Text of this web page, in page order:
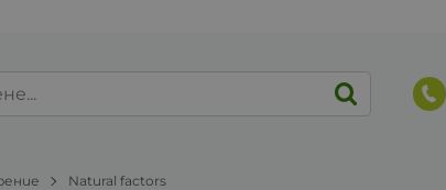
Natural factors